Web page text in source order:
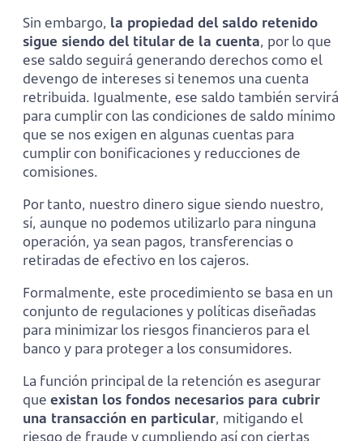
Sin embargo, la propiedad del saldo retenido
sigue siendo del titular de la cuenta, por lo que
ese saldo seguirá generando derechos como el
devengo de intereses si tenemos una cuenta
retribuida. Igualmente, ese saldo también servirá
para cumplir con las condiciones de saldo mínimo
que se nos exigen en algunas cuentas para
cumplir con bonificaciones y reducciones de
comisiones.
Por tanto, nuestro dinero sigue siendo nuestro,
sí, aunque no podemos utilizarlo para ninguna
operación, ya sean pagos, transferencias o
retiradas de efectivo en los cajeros.
Formalmente, este procedimiento se basa en un
conjunto de regulaciones y políticas diseñadas
para minimizar los riesgos financieros para el
banco y para proteger a los consumidores.
La función principal de la retención es asegurar
que existan los fondos necesarios para cubrir
una transacción en particular, mitigando el
riesgo de fraude y cumpliendo así con ciertas